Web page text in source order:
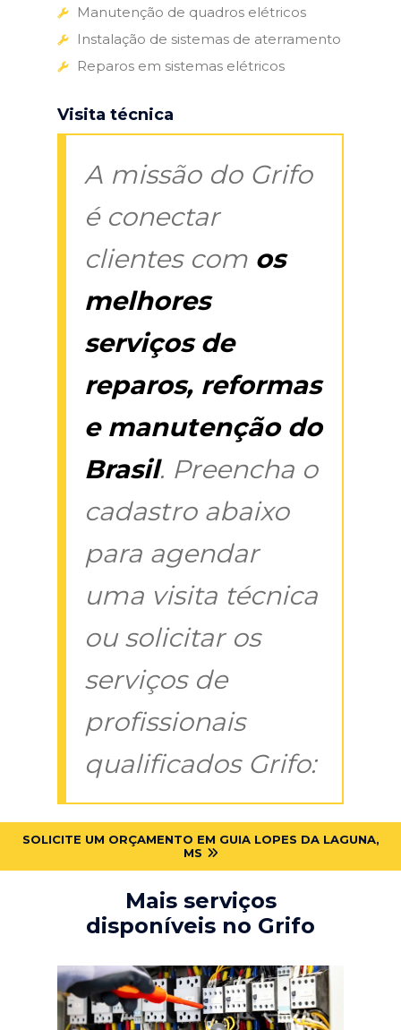
Manutenção de quadros elétricos
Instalação de sistemas de aterramento
Reparos em sistemas elétricos
Visita técnica
A missão do Grifo
é conectar
clientes com os
melhores
serviços de
reparos, reformas
e manutenção do
Brasil. Preencha o
cadastro abaixo
para agendar
uma visita técnica
ou solicitar os
serviços de
profissionais
qualificados Grifo:
SOLICITE UM ORÇAMENTO EM GUIA LOPES DA LAGUNA,
MS
Mais serviços
disponíveis no Grifo